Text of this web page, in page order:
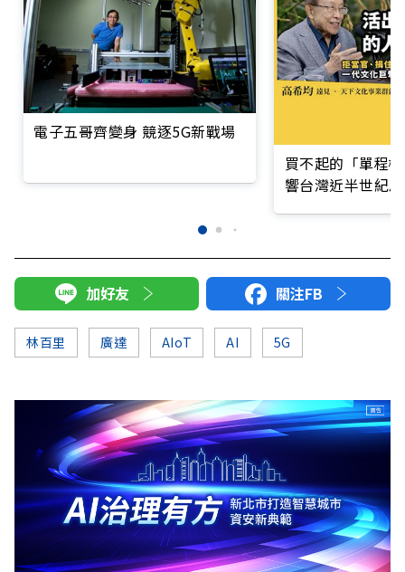
電子五哥齊變身 競逐5G新戰場
買不起的「單程
響台灣近半世紀
加好友 關注FB
林百里 廣達 AIoT AI 5G